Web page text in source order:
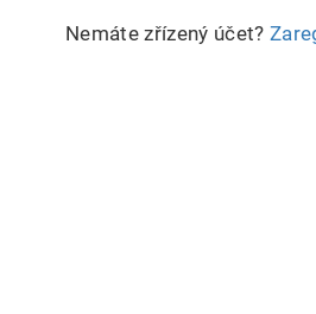
Nemáte zřízený účet?